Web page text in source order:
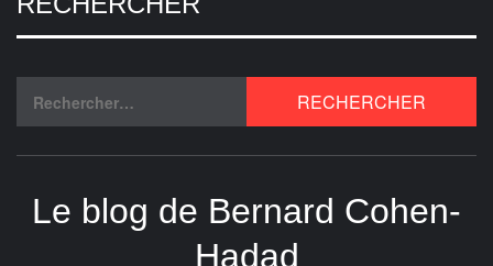
Le blog de Bernard Cohen-
Hadad